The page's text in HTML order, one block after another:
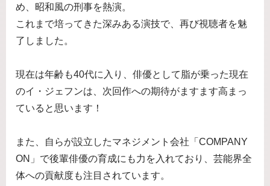
め、昭和風の刑事を熱演。
これまで培ってきた深みある演技で、再び視聴者を魅
了しました。
現在は年齢も40代に入り、俳優として脂が乗った現在
のイ・ジェフンは、次回作への期待がますます高まっ
ていると思います！
また、自らが設立したマネジメント会社「COMPANY
ON」で後輩俳優の育成にも力を入れており、芸能界全
体への貢献度も注目されています。